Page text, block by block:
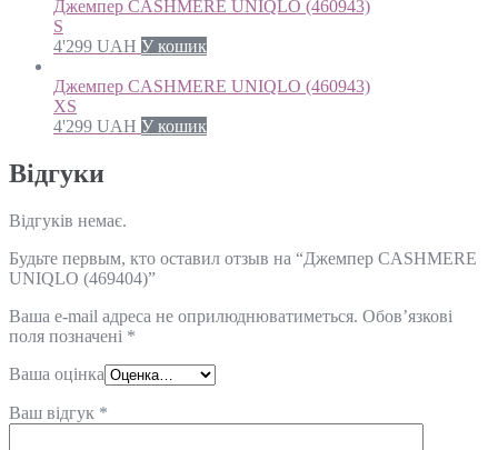
Джемпер CASHMERE UNIQLO (460943)
S
4'299 UAH У кошик
Джемпер CASHMERE UNIQLO (460943)
XS
4'299 UAH У кошик
Відгуки
Відгуків немає.
Будьте первым, кто оставил отзыв на “Джемпер CASHMERE
UNIQLO (469404)”
Ваша e-mail адреса не оприлюднюватиметься. Обов’язкові
поля позначені *
Ваша оцінка
Ваш відгук *